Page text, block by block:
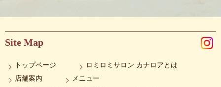
Site Map
トップページ
ロミロミサロン カナロアとは
店舗案内
メニュー